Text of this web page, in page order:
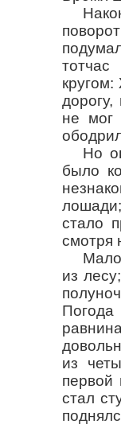
не мог
Но
было
стало
смотря
из
из
первой
стал